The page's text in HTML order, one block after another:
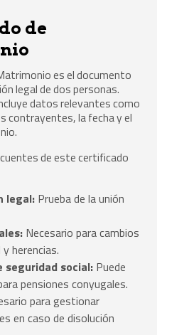
de
es el documento
legal de dos personas.
datos relevantes como
contrayentes, la fecha y el
de este certificado
legal: Prueba de la unión
Necesario para cambios
herencias.
seguridad social: Puede
pensiones conyugales.
para gestionar
en caso de disolución